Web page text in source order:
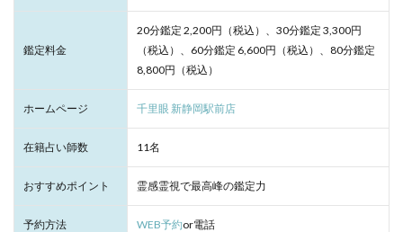
鑑定料金
20分鑑定 2,200円（税込）、30分鑑定 3,300円
（税込）、60分鑑定 6,600円（税込）、80分鑑定
8,800円（税込）
ホームページ 千里眼 新静岡駅前店
在籍占い師数 11名
おすすめポイント 霊感霊視で最高峰の鑑定力
予約方法 WEB予約or電話